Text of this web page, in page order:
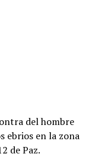
del hombre
ebrios en la zona
de Paz.